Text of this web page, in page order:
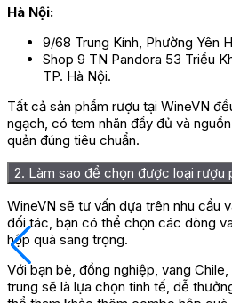
Hà Nội:
9/68 Trung Kính, Phường Yên
Shop 9 TN Pandora 53 Triều
TP. Hà Nội.
Tất cả sản phẩm rượu tại WineVN
ngạch, có tem nhãn đầy đủ và
quản đúng tiêu chuẩn.
2. Làm sao để chọn được loại rượu
WineVN sẽ tư vấn dựa trên nhu cầu
đối tác, bạn có thể chọn các dòng
hộp quà sang trọng.
Với bạn bè, đồng nghiệp, vang
trung sẽ là lựa chọn tinh tế, dễ